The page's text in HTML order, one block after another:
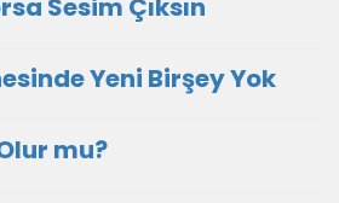
Sesim Çıksın
Yeni Birşey Yok
mu?